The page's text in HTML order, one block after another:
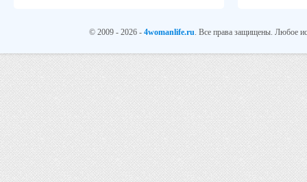
© 2009 - 2026 - 4womanlife.ru. Все права защищены. Любое